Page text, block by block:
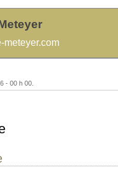
meteyer.com
- 00 h 00.